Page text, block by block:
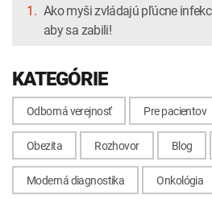
1. Ako myši zvládajú pľúcne
aby sa zabili!
KATEGÓRIE
Odborná verejnosť Pre pacientov
Obezita Rozhovor Blog
Moderná diagnostika Onkológia